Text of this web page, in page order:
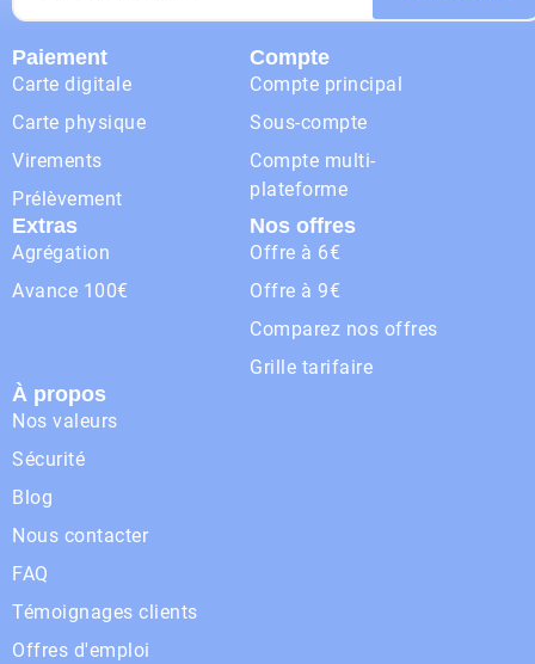
Paiement
Carte digitale
Carte physique
Virements
Prélèvement
Compte
Compte principal
Sous-compte
Compte multi-
plateforme
Extras
Agrégation
Avance 100€
Nos offres
Offre à 6€
Offre à 9€
Comparez nos offres
Grille tarifaire
À propos
Nos valeurs
Sécurité
Blog
Nous contacter
FAQ
Témoignages clients
Offres d'emploi